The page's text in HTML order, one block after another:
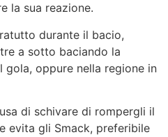
la sua reazione.
durante il bacio,
a sotto baciando la
oppure nella regione in
di schivare di rompergli il
evita gli Smack, preferibile